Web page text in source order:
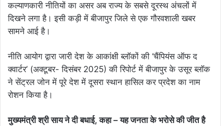
कल्याणकारी नीतियों का असर अब राज्य के सबसे दूरस्थ अंचलों में
दिखने लगा है। इसी कड़ी में बीजापुर जिले से एक गौरवशाली खबर
सामने आई है।
नीति आयोग द्वारा जारी देश के आकांक्षी ब्लॉकों की ‘चैंपियंस ऑफ द
क्वार्टर’ (अक्टूबर- दिसंबर 2025) की रिपोर्ट में बीजापुर के उसूर ब्लॉक
ने सेंट्रल जोन में पूरे देश में दूसरा स्थान हासिल कर प्रदेश का नाम
रोशन किया है।
मुख्यमंत्री श्री साय ने दी बधाई, कहा – यह जनता के भरोसे की जीत है